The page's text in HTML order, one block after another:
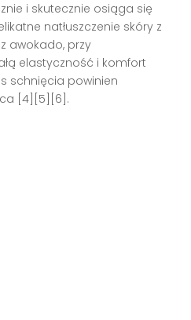
i skutecznie osiąga się
natłuszczenie skóry z
awokado, przy
elastyczność i komfort
schnięcia powinien
[4][5][6].